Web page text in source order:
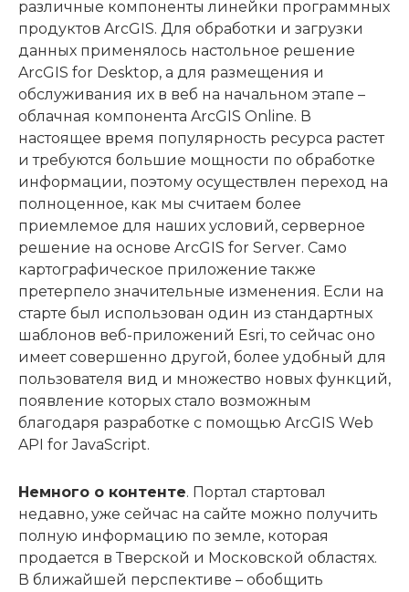
различные компоненты линейки программных
продуктов ArcGIS. Для обработки и загрузки
данных применялось настольное решение
ArcGIS for Desktop, а для размещения и
обслуживания их в веб на начальном этапе –
облачная компонента ArcGIS Online. В
настоящее время популярность ресурса растет
и требуются большие мощности по обработке
информации, поэтому осуществлен переход на
полноценное, как мы считаем более
приемлемое для наших условий, серверное
решение на основе ArcGIS for Server. Само
картографическое приложение также
претерпело значительные изменения. Если на
старте был использован один из стандартных
шаблонов веб-приложений Esri, то сейчас оно
имеет совершенно другой, более удобный для
пользователя вид и множество новых функций,
появление которых стало возможным
благодаря разработке с помощью ArcGIS Web
API for JavaScript.
Немного о контенте. Портал стартовал
недавно, уже сейчас на сайте можно получить
полную информацию по земле, которая
продается в Тверской и Московской областях.
В ближайшей перспективе – обобщить